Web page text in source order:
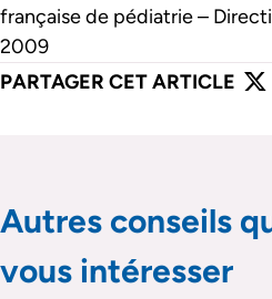
française de pédiatrie –
2009
PARTAGER CET ARTICLE
Autres conseils
vous intéresser